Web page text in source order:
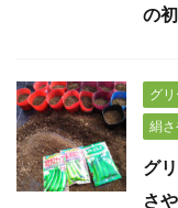
の
グ
絹
グ
さ